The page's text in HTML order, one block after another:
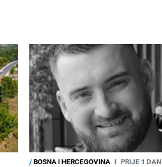
/BOSNA I HERCEGOVINA I PRIJE 1 DAN